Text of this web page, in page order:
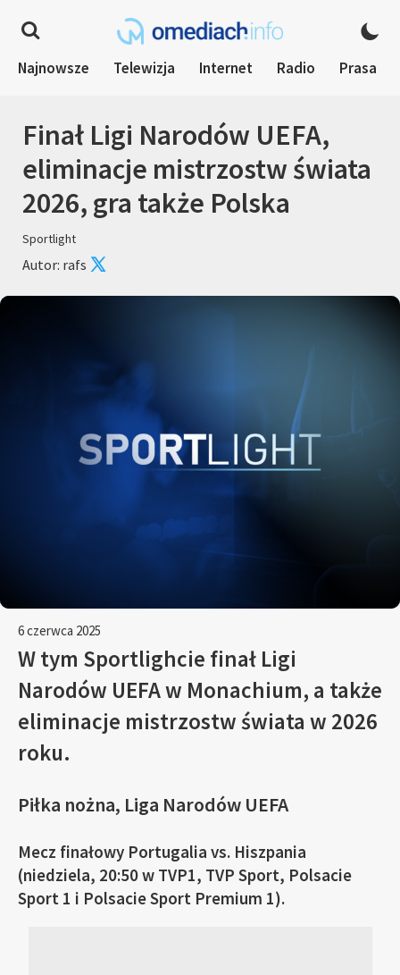
Najnowsze Telewizja Internet Radio Prasa
Finał Ligi Narodów UEFA,
eliminacje mistrzostw świata
2026, gra także Polska
Sportlight
Autor: rafs
6 czerwca 2025
W tym Sportlighcie finał Ligi
Narodów UEFA w Monachium, a także
eliminacje mistrzostw świata w 2026
roku.
Piłka nożna, Liga Narodów UEFA
Mecz finałowy Portugalia vs. Hiszpania
(niedziela, 20:50 w TVP1, TVP Sport, Polsacie
Sport 1 i Polsacie Sport Premium 1).